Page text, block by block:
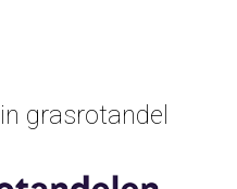
grasrotandel